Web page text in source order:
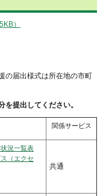
）
の届出様式は所在地の市町
提出してください。
関係サービス
況一覧表
（エクセ
共通